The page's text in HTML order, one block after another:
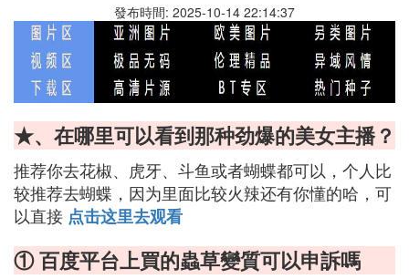
發布時間: 2025-10-14 22:14:37
★、在哪里可以看到那种劲爆的美女主播？
推荐你去花椒、虎牙、斗鱼或者蝴蝶都可以，个人比
较推荐去蝴蝶，因为里面比较火辣还有你懂的哈，可
以直接 点击这里去观看
① 百度平台上買的蟲草變質可以申訴嗎